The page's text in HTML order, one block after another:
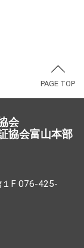
PAGE TOP
会
協会富山本部
１F 076-425-